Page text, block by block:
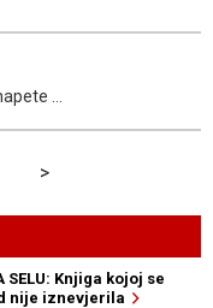
...
>
SELU: Knjiga kojoj se
nije iznevjerila